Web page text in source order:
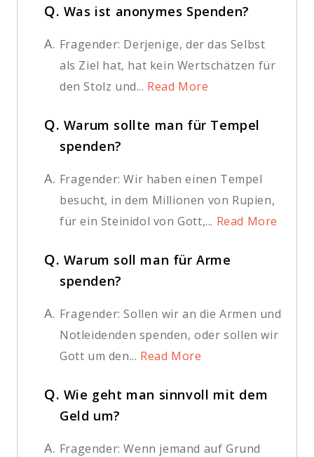
Q. Was ist anonymes Spenden?
A. Fragender: Derjenige, der das Selbst
als Ziel hat, hat kein Wertschätzen für
den Stolz und... Read More
Q. Warum sollte man für Tempel
spenden?
A. Fragender: Wir haben einen Tempel
besucht, in dem Millionen von Rupien,
für ein Steinidol von Gott,... Read More
Q. Warum soll man für Arme
spenden?
A. Fragender: Sollen wir an die Armen und
Notleidenden spenden, oder sollen wir
Gott um den... Read More
Q. Wie geht man sinnvoll mit dem
Geld um?
A. Fragender: Wenn jemand auf Grund